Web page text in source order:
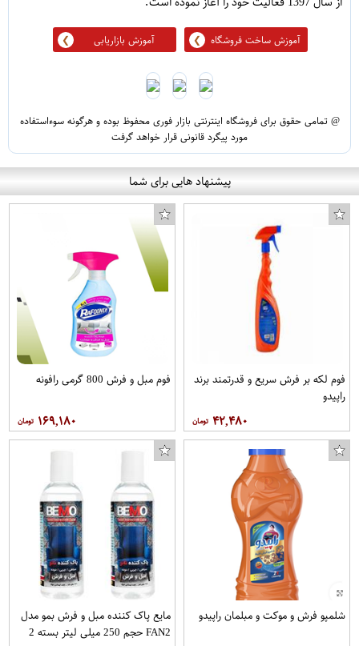
آموزش ساخت فروشگاه آموزش بازاریابی
@ تمامی حقوق برای فروشگاه اینترنتی بازار فوری محفوظ بوده و هرگونه سوءاستفاده
مورد پیگرد قانونی قرار خواهد گرفت
پیشنهاد هایی برای شما
فوم لکه بر فرش سریع و قدرتمند برند
راپیدو
۴۲,۴۸۰
فوم مبل و فرش 800 گرمی رافونه
۱۶۹,۱۸۰
شلمپو فرش و موکت و مبلمان راپیدو
مایع پاک کننده مبل و فرش بمو مدل
FAN2 حجم 250 میلی لیتر بسته 2